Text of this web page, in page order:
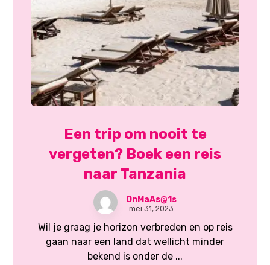
Een trip om nooit te
vergeten? Boek een reis
naar Tanzania
OnMaAs@1s
mei 31, 2023
Wil je graag je horizon verbreden en op reis
gaan naar een land dat wellicht minder
bekend is onder de ...